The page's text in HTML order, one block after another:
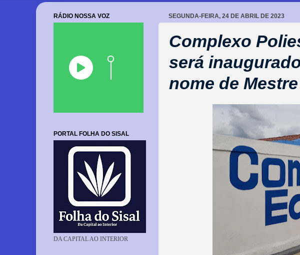
SEGUNDA-FEIRA, 24 DE ABRIL DE 2023
Complexo
será
nome de
RÁDIO NOSSA VOZ
PORTAL FOLHA DO SISAL
DA CAPITAL AO INTERIOR